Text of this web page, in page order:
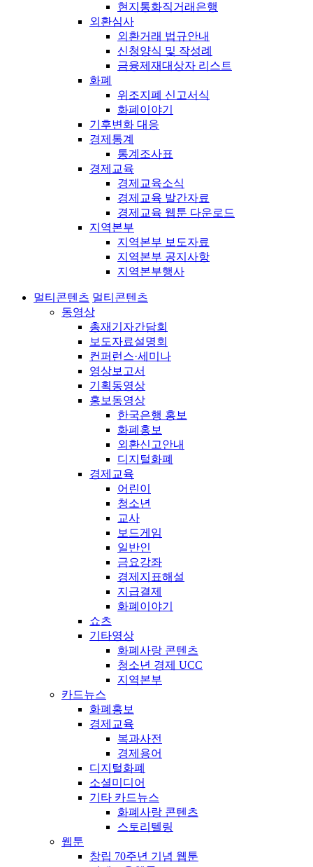
현지통화직거래은행
외환심사
외환거래 법규안내
신청양식 및 작성례
금융제재대상자 리스트
화폐
위조지폐 신고서식
화폐이야기
기후변화 대응
경제통계
통계조사표
경제교육
경제교육소식
경제교육 발간자료
경제교육 웹툰 다운로드
지역본부
지역본부 보도자료
지역본부 공지사항
지역본부행사
멀티콘텐츠 멀티콘텐츠
동영상
총재기자간담회
보도자료설명회
컨퍼런스·세미나
영상보고서
기획동영상
홍보동영상
한국은행 홍보
화폐홍보
외환신고안내
디지털화폐
경제교육
어린이
청소년
교사
보드게임
일반인
금요강좌
경제지표해설
지급결제
화폐이야기
쇼츠
기타영상
화폐사랑 콘텐츠
청소년 경제 UCC
지역본부
카드뉴스
화폐홍보
경제교육
복과사전
경제용어
디지털화폐
소셜미디어
기타 카드뉴스
화폐사랑 콘텐츠
스토리텔링
웹툰
창립 70주년 기념 웹툰